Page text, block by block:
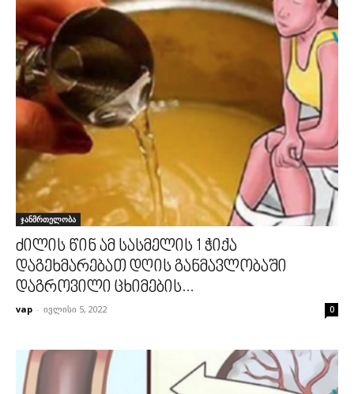
ჯანმრთელობა
ძილის წინ ამ სასმელის 1 ჭიქა
დაგეხმარებათ დღის განმავლობაში
დაგროვილი ცხიმების...
vap - ივლისი 5, 2022 0